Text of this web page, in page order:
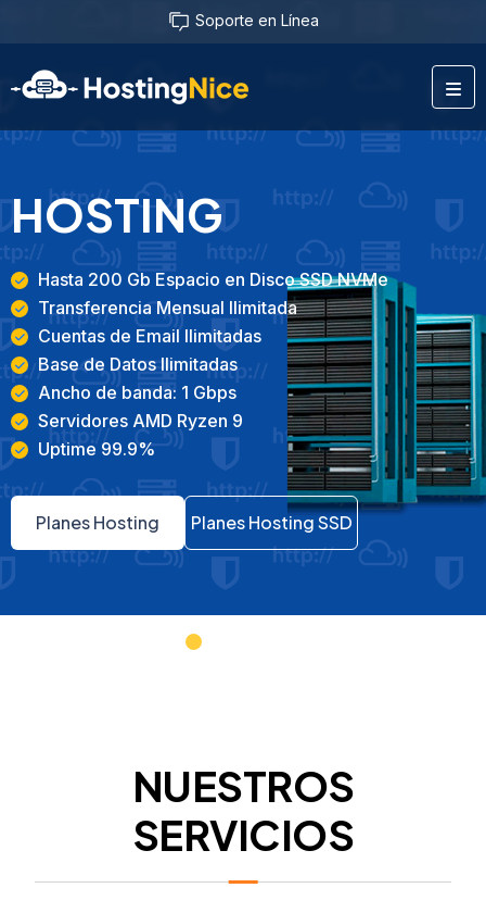
Soporte en Línea
HOSTING
Hasta 200 Gb Espacio en Disco SSD NVMe
Transferencia Mensual Ilimitada
Cuentas de Email Ilimitadas
Base de Datos Ilimitadas
Ancho de banda: 1 Gbps
Servidores AMD Ryzen 9
Uptime 99.9%
Planes Hosting Planes Hosting SSD
NUESTROS
SERVICIOS